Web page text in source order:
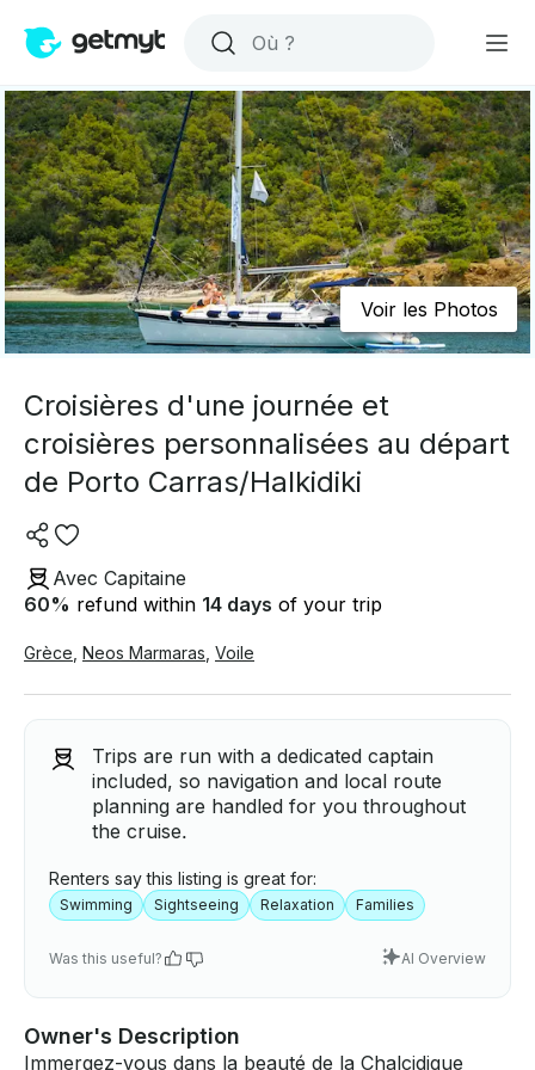
Voir les Photos
Croisières d'une journée et
croisières personnalisées au départ
de Porto Carras/Halkidiki
Avec Capitaine
60% refund within 14 days of your trip
Grèce Neos Marmaras Voile
Trips are run with a dedicated captain
included, so navigation and local route
planning are handled for you throughout
the cruise.
Renters say this listing is great for:
Swimming Sightseeing Relaxation Families
Was this useful? AI Overview
Owner's Description
Immergez-vous dans la beauté de la Chalcidique